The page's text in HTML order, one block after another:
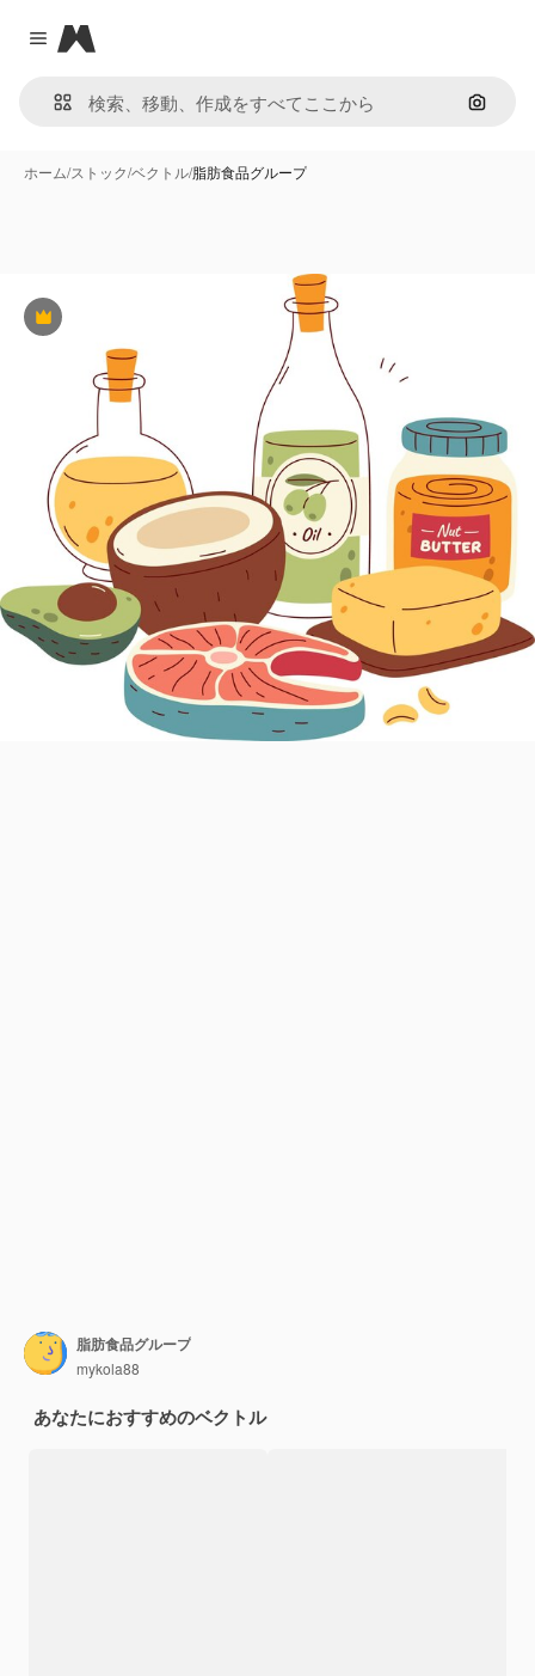
Close menu
Magnific
画像で
ホーム/ストック/ベクトル/脂肪食品グループ
Premium
脂肪食品グループ
mykola88
あなたにおすすめのベクトル